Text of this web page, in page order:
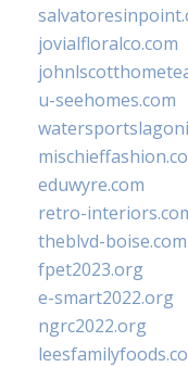
jovialfloralco.com
u-seehomes.com
eduwyre.com
retro-
theblvd-boise.com
fpet2023.org
e-smart2022.org
ngrc2022.org